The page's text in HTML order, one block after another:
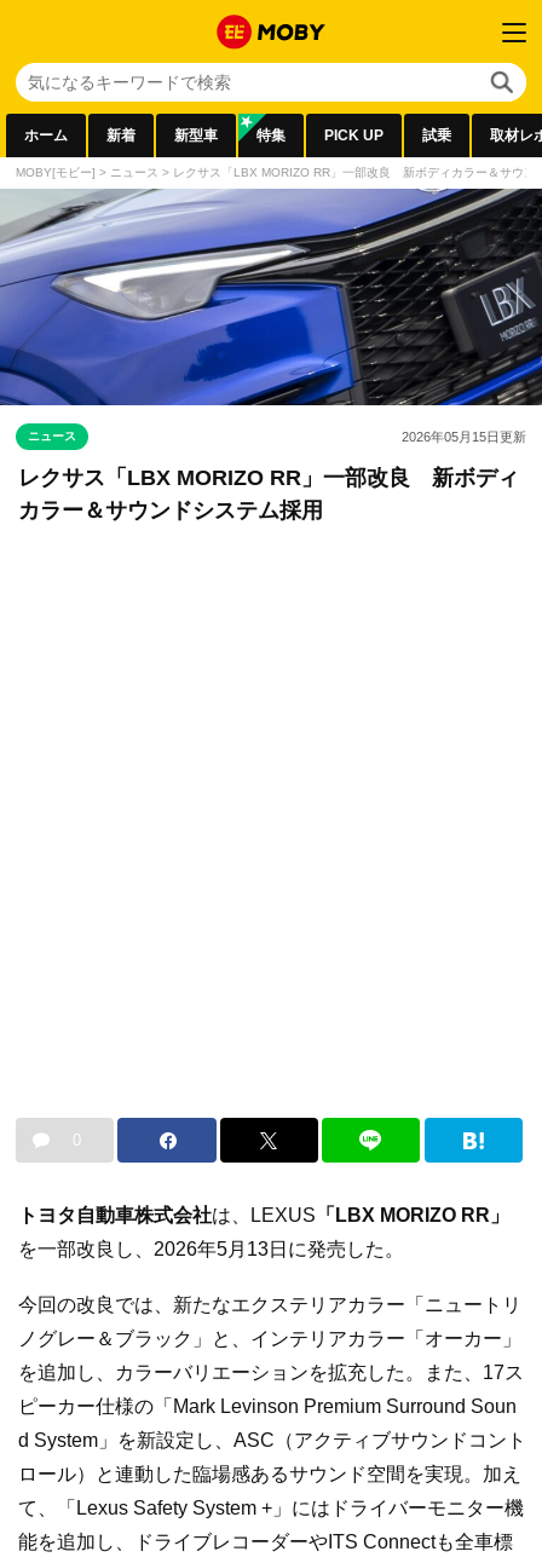
ホーム 新着 新型車 特集 PICK UP 試乗 取材レ
MOBY[モビー] > ニュース > レクサス「LBX MORIZO RR」一部改良 新ボディカラー＆サウン
ニュース 2026年05月15日更新
レクサス「LBX MORIZO RR」一部改良 新ボディ
カラー＆サウンドシステム採用
0
トヨタ自動車株式会社は、LEXUS 「LBX MORIZO RR」
を一部改良し、2026年5月13日に発売した。
今回の改良では、新たなエクステリアカラー「ニュートリ
ノグレー＆ブラック」と、インテリアカラー「オーカー」
を追加し、カラーバリエーションを拡充した。また、17ス
ピーカー仕様の「Mark Levinson Premium Surround Soun
d System」を新設定し、ASC（アクティブサウンドコント
ロール）と連動した臨場感あるサウンド空間を実現。加え
て、「Lexus Safety System +」にはドライバーモニター機
能を追加し、ドライブレコーダーやITS Connectも全車標